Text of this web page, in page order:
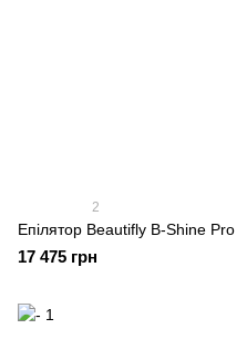
2
Епілятор Beautifly B-Shine Pro
17 475 грн